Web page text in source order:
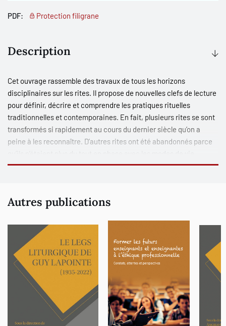
PDF: Protection filigrane
Description
Cet ouvrage rassemble des travaux de tous les horizons
disciplinaires sur les rites. Il propose de nouvelles clefs de lecture
pour définir, décrire et comprendre les pratiques rituelles
traditionnelles et contemporaines. En fait, plusieurs rites se sont
transformés si rapidement au cours du dernier siècle qu’on a
peine à les reconnaître. D’autres rites ont été abandonnés parce
contemporains. Mais plusieurs nouveaux rites ont vu le jour avec
divers champs de recherche, mais toujours en relevant le défi
Autres publications